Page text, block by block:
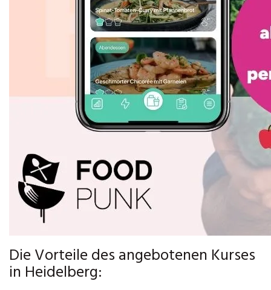
Die Vorteile des angebotenen Kurses
in Heidelberg: